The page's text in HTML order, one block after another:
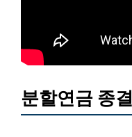
분할연금 종